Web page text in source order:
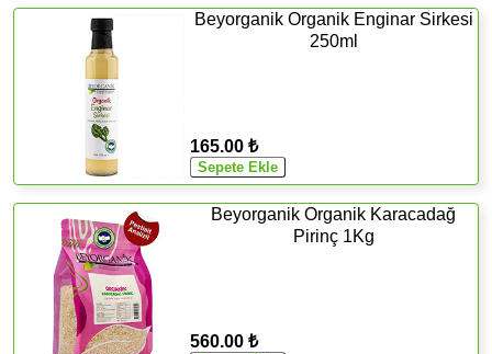
Beyorganik Organik Enginar Sirkesi
250ml
165.00 ₺
Beyorganik Organik Karacadağ
Pirinç 1Kg
560.00 ₺